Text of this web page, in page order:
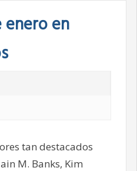
enero en
tan destacados
M. Banks, Kim